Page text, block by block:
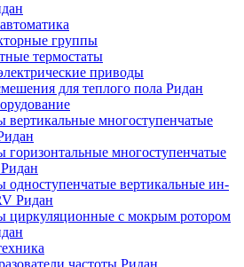
группы
термостаты
приводы
для теплого пола Ридан
вертикальные многоступенчатые
горизонтальные многоступенчатые
одноступенчатые вертикальные ин-
Ридан
циркуляционные с мокрым ротором
частоты Ридан